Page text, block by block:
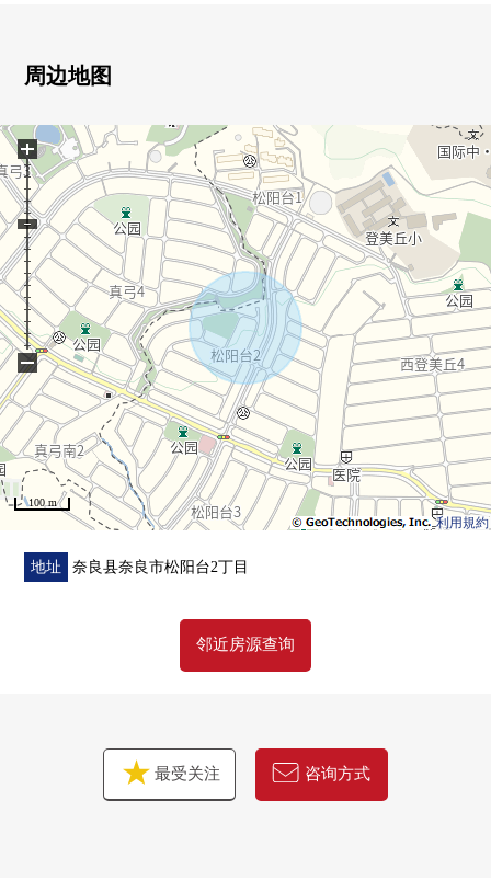
・因为用有建筑条件的住宅用地销售，没有所以能在喜欢
■ 在找想要的家方面给予帮助的━━━━━・・・
房源的详细、需讨论是如有意向，请跟我们联系。
周边地图
利用規約
100 m
+
−
地址 奈良县奈良市松阳台2丁目
邻近房源查询
最受关注 咨询方式